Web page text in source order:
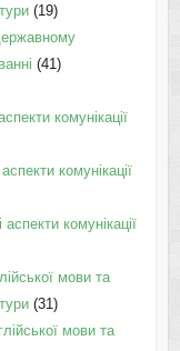
(19)
(41)
комунікації
аспекти комунікації
аспекти комунікації
мови та
(31)
мови та